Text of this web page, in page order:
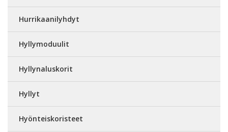
Hurrikaanilyhdyt
Hyllymoduulit
Hyllynaluskorit
Hyllyt
Hyönteiskoristeet